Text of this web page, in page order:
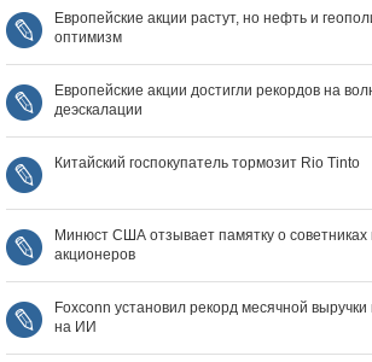
Европейские акции растут, но нефть и
оптимизм
Европейские акции достигли рекордов на
деэскалации
Китайский госпокупатель тормозит Rio Tinto
Минюст США отзывает памятку о советниках
акционеров
Foxconn установил рекорд месячной
на ИИ